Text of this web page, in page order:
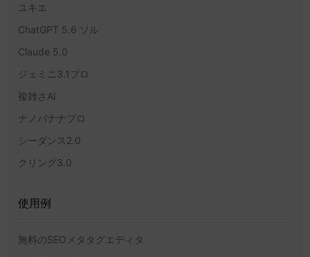
ユキエ
ChatGPT 5.6 ソル
Claude 5.0
ジェミニ3.1プロ
複雑さAI
ナノバナナプロ
シーダンス2.0
クリング3.0
使用例
無料のSEOメタタグエディタ